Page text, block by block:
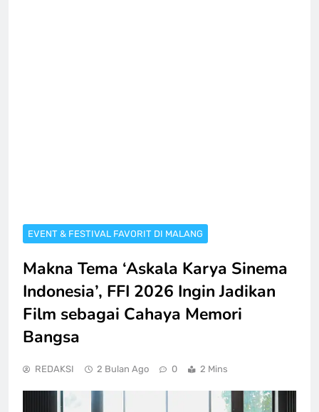
EVENT & FESTIVAL FAVORIT DI MALANG
Makna Tema ‘Askala Karya Sinema
Indonesia’, FFI 2026 Ingin Jadikan
Film sebagai Cahaya Memori
Bangsa
REDAKSI 2 Bulan Ago 0 2 Mins